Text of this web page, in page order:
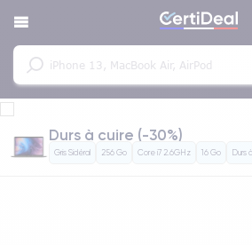
Durs à cuire (-30%)
Gris Sidéral 256 Go Core i7 2.6GHz 16 Go Durs